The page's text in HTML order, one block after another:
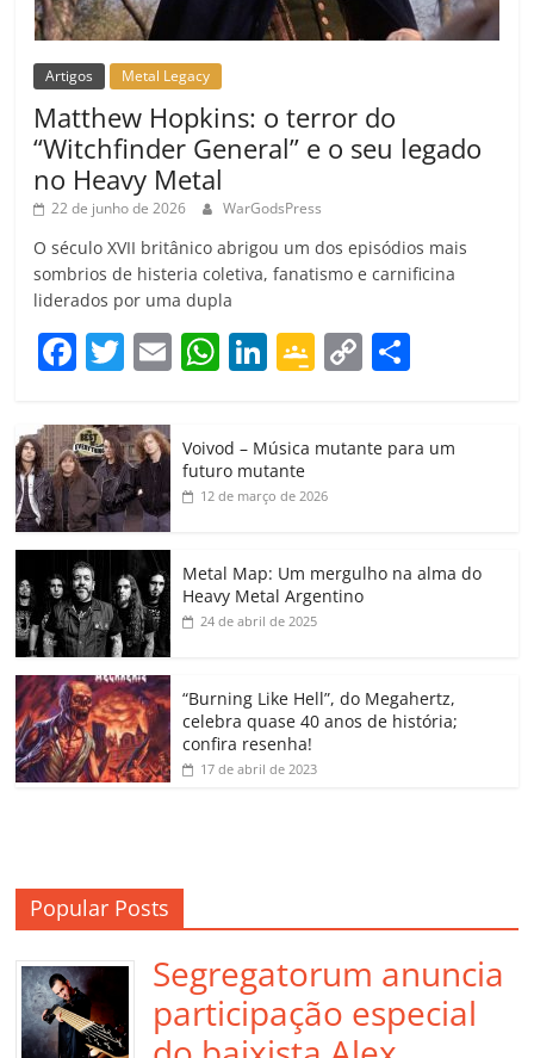
Artigos Metal Legacy
Matthew Hopkins: o terror do
“Witchfinder General” e o seu legado
no Heavy Metal
22 de junho de 2026 WarGodsPress
O século XVII britânico abrigou um dos episódios mais
sombrios de histeria coletiva, fanatismo e carnificina
liderados por uma dupla
F
c
e
b
o
o
k
T
itt
er
E
ai
W
at
s
A
p
Li
k
e
dI
G
gl
e
a
ss
o
m
C
y
k
p
h
Voivod – Música mutante para um
futuro mutante
12 de março de 2026
Metal Map: Um mergulho na alma do
Heavy Metal Argentino
24 de abril de 2025
“Burning Like Hell”, do Megahertz,
celebra quase 40 anos de história;
confira resenha!
17 de abril de 2023
Popular Posts
Segregatorum anuncia
participação especial